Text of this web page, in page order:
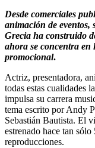
Desde comerciales
animación de eventos,
Grecia ha construido
ahora se concentra en
promocional.
Actriz, presentadora,
todas estas cualidades
impulsa su carrera
tema escrito por Andy
Sebastián Bautista. El
estrenado hace tan
reproducciones.